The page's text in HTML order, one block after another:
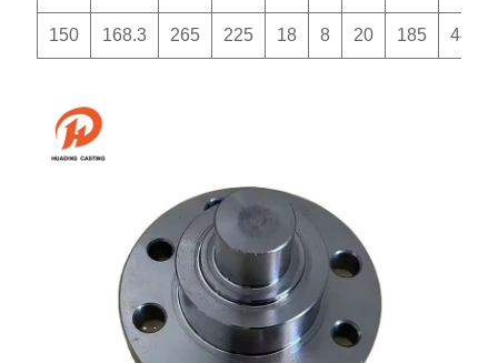
150 168.3 265 225 18 8 20 185 44